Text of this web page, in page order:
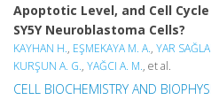
Apoptotic Level, and Cell
SY5Y Neuroblastoma Cells?
KAYHAN H., EŞMEKAYA M. A., YAR
KURŞUN A. G., YAĞCI A. M., et al.
CELL BIOCHEMISTRY AND